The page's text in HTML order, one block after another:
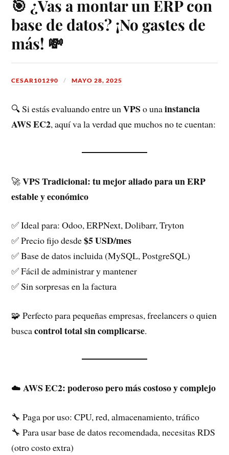
🎯 ¿Vas a montar un ERP con
base de datos? ¡No gastes de
más! 💸
CESAR101290 MAYO 28, 2025
🔍 Si estás evaluando entre unVPS o unainstancia
AWS EC2, aquí va la verdad que muchos no te cuentan:
🚀VPS Tradicional: tu mejor aliado para un ERP
estable y económico
✅ Ideal para: Odoo, ERPNext, Dolibarr, Tryton
✅ Precio fijo desde$5 USD/mes
✅ Base de datos incluida (MySQL, PostgreSQL)
✅ Fácil de administrar y mantener
✅ Sin sorpresas en la factura
🧩 Perfecto para pequeñas empresas, freelancers o quien
buscacontrol total sin complicarse.
☁️AWS EC2: poderoso pero más costoso y complejo
🔧 Paga por uso: CPU, red, almacenamiento, tráfico
🔧 Para usar base de datos recomendada, necesitas RDS
(otro costo extra)